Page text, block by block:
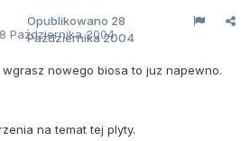
Października 2004
Opublikowano 28
Października 2004
nowego biosa to juz napewno.
na temat tej plyty.